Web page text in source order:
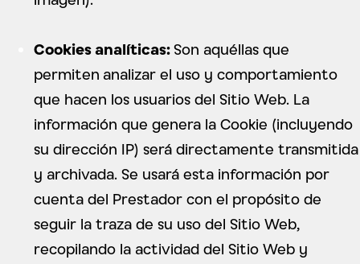
Cookies analíticas:Son aquéllas que
permiten analizar el uso y comportamiento
que hacen los usuarios del Sitio Web. La
información que genera la Cookie (incluyendo
su dirección IP) será directamente transmitida
y archivada. Se usará esta información por
cuenta del Prestador con el propósito de
seguir la traza de su uso del Sitio Web,
recopilando la actividad del Sitio Web y